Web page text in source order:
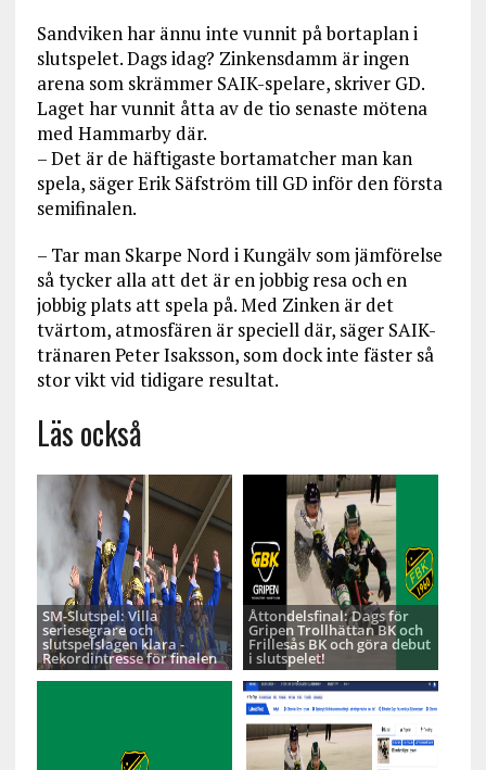
Sandviken har ännu inte vunnit på bortaplan i
slutspelet. Dags idag? Zinkensdamm är ingen
arena som skrämmer SAIK-spelare, skriver GD.
Laget har vunnit åtta av de tio senaste mötena
med Hammarby där.
– Det är de häftigaste bortamatcher man kan
spela, säger Erik Säfström till GD inför den första
semifinalen.
– Tar man Skarpe Nord i Kungälv som jämförelse
så tycker alla att det är en jobbig resa och en
jobbig plats att spela på. Med Zinken är det
tvärtom, atmosfären är speciell där, säger SAIK-
tränaren Peter Isaksson, som dock inte fäster så
stor vikt vid tidigare resultat.
Läs också
SM-Slutspel: Villa
seriesegrare och
slutspelslagen klara -
Rekordintresse för finalen
Åttondelsfinal: Dags för
Gripen Trollhättan BK och
Frillesås BK och göra debut
i slutspelet!